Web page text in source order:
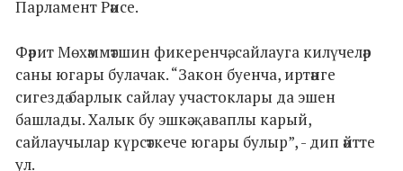
Парламент Рәисе.
Фәрит Мөхәммәтшин фикеренчә, сайлауга килүчеләр
саны югары булачак. “Закон буенча, иртәнге
сигездә барлык сайлау участоклары да эшен
башлады. Халык бу эшкә җаваплы карый,
сайлаучылар күрсәткече югары булыр”, - дип әйтте
ул.